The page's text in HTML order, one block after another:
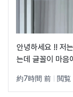
안녕하세요 !! 저는 신
는데 글꼴이 마음에 들
이 글꼴 가지고싶
約7時間 前 閲覧